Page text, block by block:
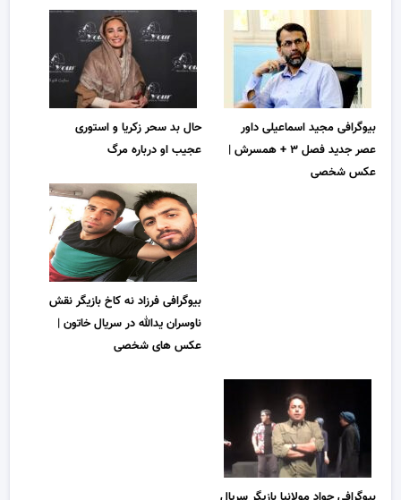
بیوگرافی مجید اسماعیلی داور
عصر جدید فصل ۳ + همسرش |
عکس شخصی
حال بد سحر زکریا و استوری
عجیب او درباره مرگ
بیوگرافی فرزاد نه کاخ بازیگر نقش
ناوسران یدالله در سریال خاتون |
عکس های شخصی